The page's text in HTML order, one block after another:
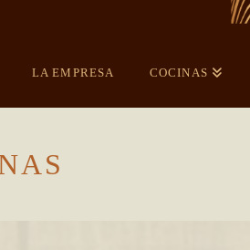
LA EMPRESA COCINAS